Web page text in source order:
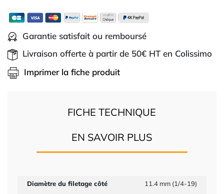
Garantie satisfait ou remboursé
Livraison offerte à partir de 50€ HT en Colissimo
Imprimer la fiche produit
FICHE TECHNIQUE
EN SAVOIR PLUS
Diamètre du filetage côté
11.4 mm (1/4-19)